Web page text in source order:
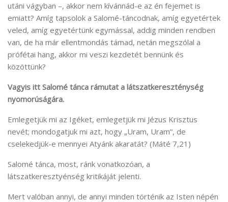
utáni vágyban –, akkor nem kívánnád-e az én fejemet is
emiatt? Amíg tapsolok a Salomé-táncodnak, amíg egyetértek
veled, amíg egyetértünk egymással, addig minden rendben
van, de ha már ellentmondás támad, netán megszólal a
prófétai hang, akkor mi veszi kezdetét bennünk és
közöttünk?
Vagyis itt Salomé tánca rámutat a látszatkereszténység
nyomorúságára.
Emlegetjük mi az Igéket, emlegetjük mi Jézus Krisztus
nevét; mondogatjuk mi azt, hogy „Uram, Uram”, de
cselekedjük-e mennyei Atyánk akaratát? (Máté 7,21)
Salomé tánca, most, ránk vonatkozóan, a
látszatkeresztyénség kritikáját jelenti.
Mert valóban annyi, de annyi minden történik az Isten népén